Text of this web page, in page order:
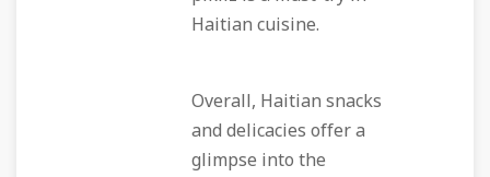
Haitian cuisine.
Overall, Haitian snacks
and delicacies offer a
glimpse into the